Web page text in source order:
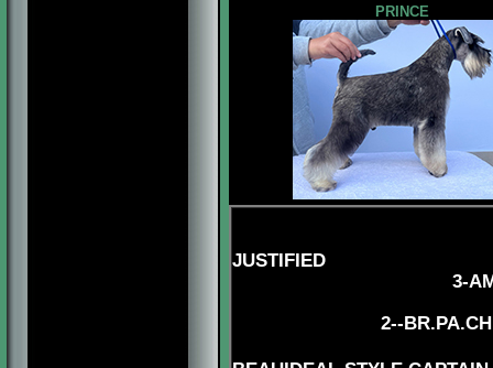
PRINCE
JUSTIFIED
3-
2--